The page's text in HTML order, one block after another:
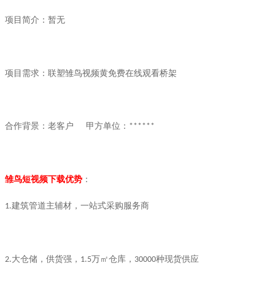
项目简介：暂无
项目需求： 联塑雏鸟视频黄免费在线观看桥架
合作背景：老客户 甲方单位： ******
雏鸟短视频下载优势 ：
1.建筑管道主辅材，一站式采购服务商
2.大仓储，供货强， 1.5万㎡仓库， 30000种现货供应